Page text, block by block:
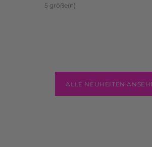
5 größe(n)
ALLE NEUHEITEN